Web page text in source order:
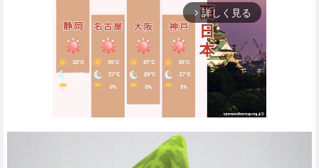
arrow_forward_ios 詳しく見る